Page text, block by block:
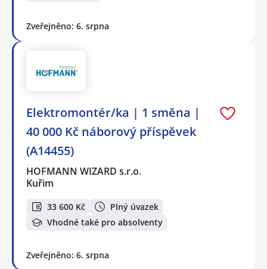
Zveřejněno: 6. srpna
Elektromontér/ka | 1 směna |
40 000 Kč náborový příspěvek
(A14455)
HOFMANN WIZARD s.r.o.
Kuřim
33 600 Kč
Plný úvazek
Vhodné také pro absolventy
Zveřejněno: 6. srpna